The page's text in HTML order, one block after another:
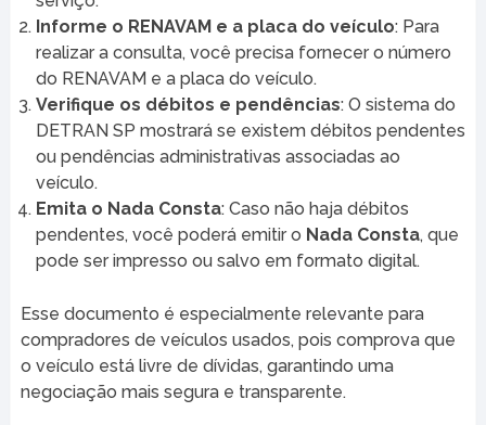
Informe o RENAVAM e a placa do veículo: Para
realizar a consulta, você precisa fornecer o número
do RENAVAM e a placa do veículo.
Verifique os débitos e pendências: O sistema do
DETRAN SP mostrará se existem débitos pendentes
ou pendências administrativas associadas ao
veículo.
Emita o Nada Consta: Caso não haja débitos
pendentes, você poderá emitir o Nada Consta, que
pode ser impresso ou salvo em formato digital.
Esse documento é especialmente relevante para
compradores de veículos usados, pois comprova que
o veículo está livre de dívidas, garantindo uma
negociação mais segura e transparente.